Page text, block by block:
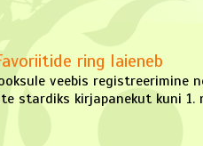
ring laieneb
veebis
stardiks kirjapanekut kuni 1.